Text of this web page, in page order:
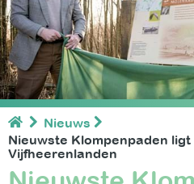
Nieuws
Nieuwste Klompenpaden
Vijfheerenlanden